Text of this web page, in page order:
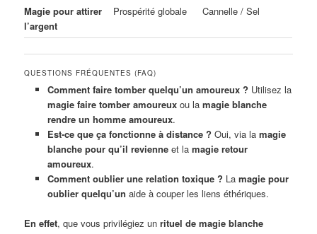
Magie pour attirer
l’argent
Prospérité globale Cannelle / Sel
QUESTIONS FRÉQUENTES (FAQ)
Comment faire tomber quelqu’un amoureux ? Utilisez la
magie faire tomber amoureuxou la magie blanche
rendre un homme amoureux.
Est-ce que ça fonctionne à distance ? Oui, via la magie
blanche pour qu’il revienneet la magie retour
amoureux.
Comment oublier une relation toxique ? La magie pour
oublier quelqu’un aide à couper les liens éthériques.
En effet, que vous privilégiez unrituel de magie blanche